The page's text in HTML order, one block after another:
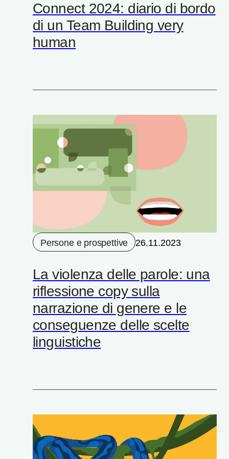
Connect 2024: diario di bordo
di un Team Building very
human
Persone e prospettive 26.11.2023
La violenza delle parole: una
riflessione copy sulla
narrazione di genere e le
conseguenze delle scelte
linguistiche